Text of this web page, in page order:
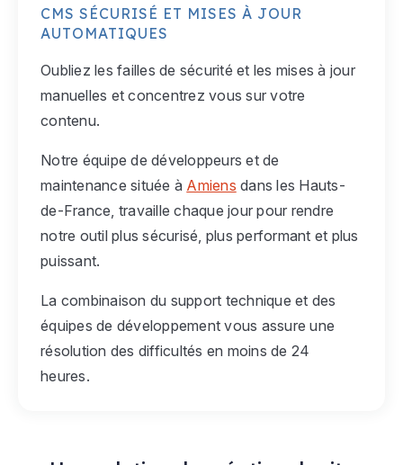
CMS SÉCURISÉ ET MISES À JOUR
AUTOMATIQUES
Oubliez les failles de sécurité et les mises à jour
manuelles et concentrez vous sur votre
contenu.
Notre équipe de développeurs et de
maintenance située à Amiens dans les Hauts-
de-France, travaille chaque jour pour rendre
notre outil plus sécurisé, plus performant et plus
puissant.
La combinaison du support technique et des
équipes de développement vous assure une
résolution des difficultés en moins de 24
heures.